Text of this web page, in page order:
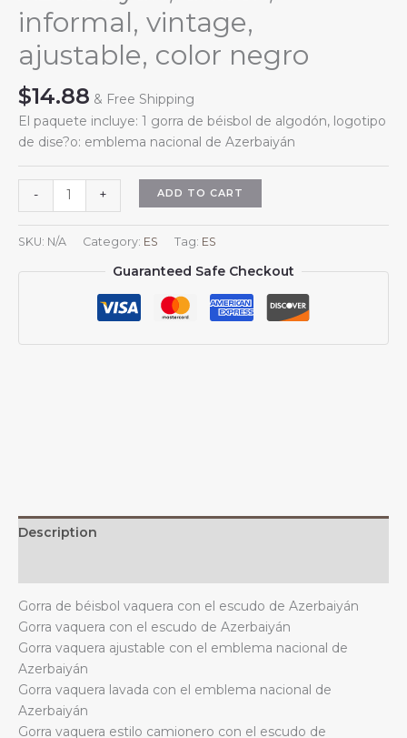
informal, vintage,
ajustable, color negro
$14.88 & Free Shipping
El paquete incluye: 1 gorra de béisbol de algodón, logotipo
de dise?o: emblema nacional de Azerbaiyán
-
de
béisbol
vaquera
con
negro
quantity
+ ADD TO CART
SKU: N/A Category: ES Tag: ES
Guaranteed Safe Checkout
Description
Gorra de béisbol vaquera con el escudo de Azerbaiyán
Gorra vaquera con el escudo de Azerbaiyán
Gorra vaquera ajustable con el emblema nacional de
Azerbaiyán
Gorra vaquera lavada con el emblema nacional de
Azerbaiyán
Gorra vaquera estilo camionero con el escudo de